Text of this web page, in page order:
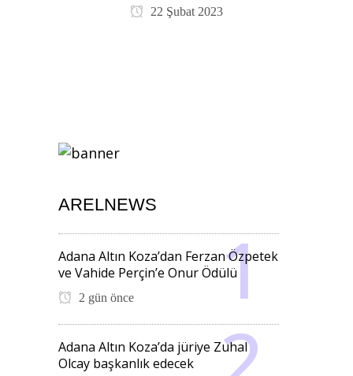
22 Şubat 2023
ARELNEWS
Adana Altın Koza’dan Ferzan Özpetek
ve Vahide Perçin’e Onur Ödülü
2 gün önce
Adana Altın Koza’da jüriye Zuhal
Olcay başkanlık edecek